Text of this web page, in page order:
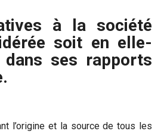
à la société
soit en elle-
ses rapports
l’origine et la source de tous les